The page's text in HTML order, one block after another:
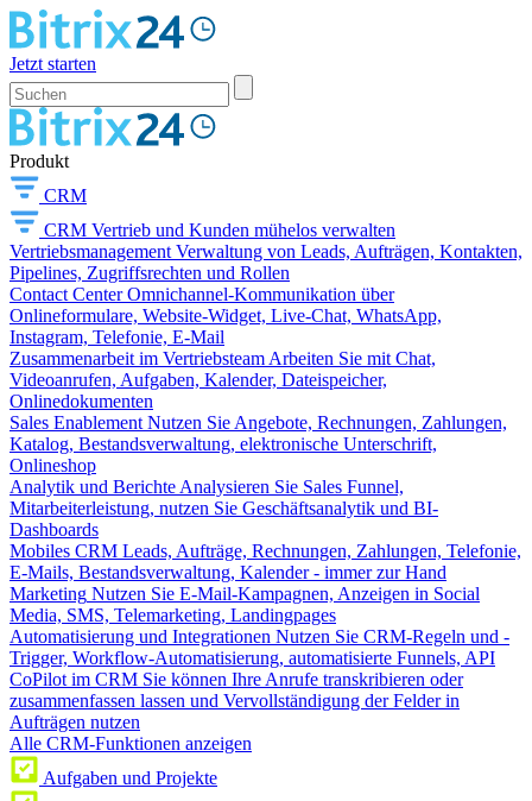
Jetzt starten
Produkt
CRM
CRM Vertrieb und Kunden mühelos verwalten
Vertriebsmanagement Verwaltung von Leads, Aufträgen, Kontakten,
Pipelines, Zugriffsrechten und Rollen
Contact Center Omnichannel-Kommunikation über
Onlineformulare, Website-Widget, Live-Chat, WhatsApp,
Instagram, Telefonie, E-Mail
Zusammenarbeit im Vertriebsteam Arbeiten Sie mit Chat,
Videoanrufen, Aufgaben, Kalender, Dateispeicher,
Onlinedokumenten
Sales Enablement Nutzen Sie Angebote, Rechnungen, Zahlungen,
Katalog, Bestandsverwaltung, elektronische Unterschrift,
Onlineshop
Analytik und Berichte Analysieren Sie Sales Funnel,
Mitarbeiterleistung, nutzen Sie Geschäftsanalytik und BI-
Dashboards
Mobiles CRM Leads, Aufträge, Rechnungen, Zahlungen, Telefonie,
E-Mails, Bestandsverwaltung, Kalender - immer zur Hand
Marketing Nutzen Sie E-Mail-Kampagnen, Anzeigen in Social
Media, SMS, Telemarketing, Landingpages
Automatisierung und Integrationen Nutzen Sie CRM-Regeln und -
Trigger, Workflow-Automatisierung, automatisierte Funnels, API
CoPilot im CRM Sie können Ihre Anrufe transkribieren oder
zusammenfassen lassen und Vervollständigung der Felder in
Aufträgen nutzen
Alle CRM-Funktionen anzeigen
Aufgaben und Projekte